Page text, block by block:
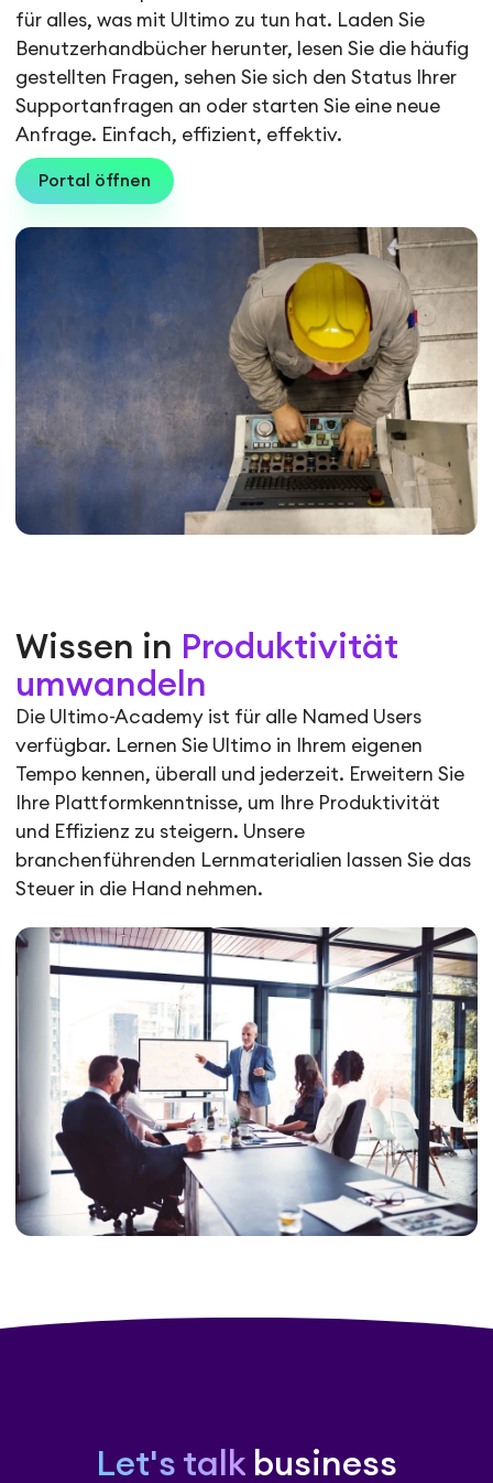
für alles, was mit Ultimo zu tun hat. Laden Sie
Benutzerhandbücher herunter, lesen Sie die häufig
gestellten Fragen, sehen Sie sich den Status Ihrer
Supportanfragen an oder starten Sie eine neue
Anfrage. Einfach, effizient, effektiv.
Portal öffnen
Wissen in Produktivität
umwandeln
Die Ultimo-Academy ist für alle Named Users
verfügbar. Lernen Sie Ultimo in Ihrem eigenen
Tempo kennen, überall und jederzeit. Erweitern Sie
Ihre Plattformkenntnisse, um Ihre Produktivität
und Effizienz zu steigern. Unsere
branchenführenden Lernmaterialien lassen Sie das
Steuer in die Hand nehmen.
Let's talk business